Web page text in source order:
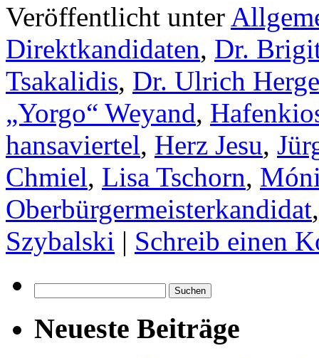
Veröffentlicht unter
Direktkandidaten, Dr.
Tsakalidis, Dr. Ulrich
„Yorgo“ Weyand,
hansaviertel, Herz Jesu,
Chmiel, Lisa Tschorn,
Oberbürgermeisterkandidat
Szybalski | Schreib einen
nach:
Neueste Beiträge